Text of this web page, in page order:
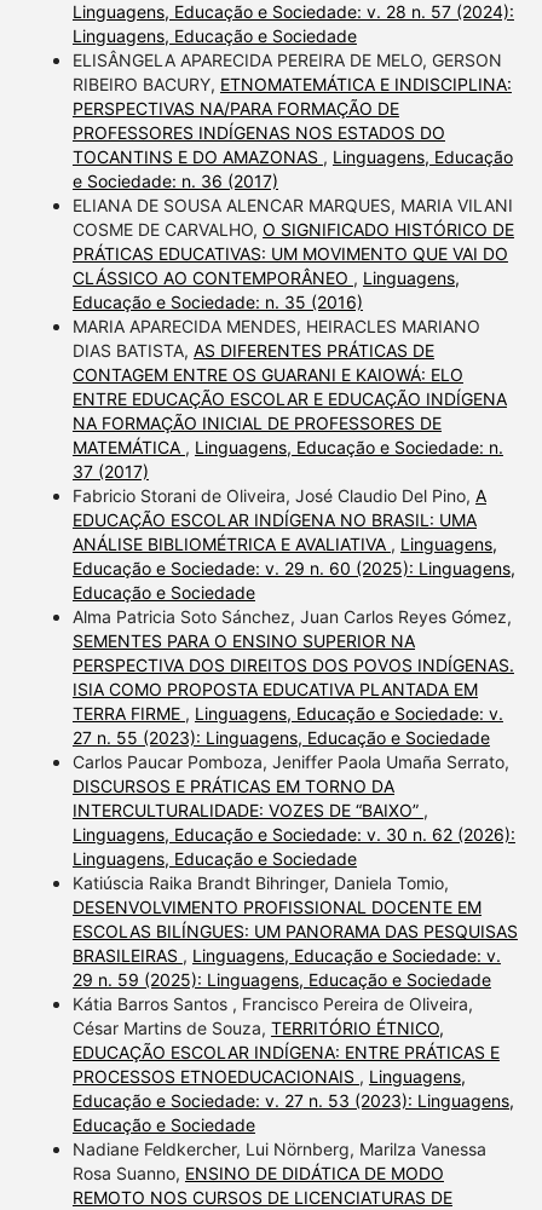
Linguagens, Educação e Sociedade: v. 28 n. 57 (2024):
Linguagens, Educação e Sociedade
ELISÂNGELA APARECIDA PEREIRA DE MELO, GERSON
RIBEIRO BACURY, ETNOMATEMÁTICA E INDISCIPLINA:
PERSPECTIVAS NA/PARA FORMAÇÃO DE
PROFESSORES INDÍGENAS NOS ESTADOS DO
TOCANTINS E DO AMAZONAS , Linguagens, Educação
e Sociedade: n. 36 (2017)
ELIANA DE SOUSA ALENCAR MARQUES, MARIA VILANI
COSME DE CARVALHO, O SIGNIFICADO HISTÓRICO DE
PRÁTICAS EDUCATIVAS: UM MOVIMENTO QUE VAI DO
CLÁSSICO AO CONTEMPORÂNEO , Linguagens,
Educação e Sociedade: n. 35 (2016)
MARIA APARECIDA MENDES, HEIRACLES MARIANO
DIAS BATISTA, AS DIFERENTES PRÁTICAS DE
CONTAGEM ENTRE OS GUARANI E KAIOWÁ: ELO
ENTRE EDUCAÇÃO ESCOLAR E EDUCAÇÃO INDÍGENA
NA FORMAÇÃO INICIAL DE PROFESSORES DE
MATEMÁTICA , Linguagens, Educação e Sociedade: n.
37 (2017)
Fabricio Storani de Oliveira, José Claudio Del Pino, A
EDUCAÇÃO ESCOLAR INDÍGENA NO BRASIL: UMA
ANÁLISE BIBLIOMÉTRICA E AVALIATIVA , Linguagens,
Educação e Sociedade: v. 29 n. 60 (2025): Linguagens,
Educação e Sociedade
Alma Patricia Soto Sánchez, Juan Carlos Reyes Gómez,
SEMENTES PARA O ENSINO SUPERIOR NA
PERSPECTIVA DOS DIREITOS DOS POVOS INDÍGENAS.
ISIA COMO PROPOSTA EDUCATIVA PLANTADA EM
TERRA FIRME , Linguagens, Educação e Sociedade: v.
27 n. 55 (2023): Linguagens, Educação e Sociedade
Carlos Paucar Pomboza, Jeniffer Paola Umaña Serrato,
DISCURSOS E PRÁTICAS EM TORNO DA
INTERCULTURALIDADE: VOZES DE “BAIXO” ,
Linguagens, Educação e Sociedade: v. 30 n. 62 (2026):
Linguagens, Educação e Sociedade
Katiúscia Raika Brandt Bihringer, Daniela Tomio,
DESENVOLVIMENTO PROFISSIONAL DOCENTE EM
ESCOLAS BILÍNGUES: UM PANORAMA DAS PESQUISAS
BRASILEIRAS , Linguagens, Educação e Sociedade: v.
29 n. 59 (2025): Linguagens, Educação e Sociedade
Kátia Barros Santos , Francisco Pereira de Oliveira,
César Martins de Souza, TERRITÓRIO ÉTNICO,
EDUCAÇÃO ESCOLAR INDÍGENA: ENTRE PRÁTICAS E
PROCESSOS ETNOEDUCACIONAIS , Linguagens,
Educação e Sociedade: v. 27 n. 53 (2023): Linguagens,
Educação e Sociedade
Nadiane Feldkercher, Lui Nörnberg, Marilza Vanessa
Rosa Suanno, ENSINO DE DIDÁTICA DE MODO
REMOTO NOS CURSOS DE LICENCIATURAS DE